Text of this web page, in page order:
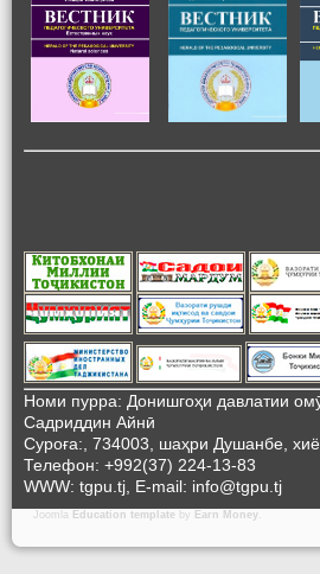
Номи пурра: Донишгоҳи давлатии
Садриддин Айнӣ
Суроға:, 734003, шаҳри Душанбе,
Телефон: +992(37) 224-13-83
WWW: tgpu.tj, E-mail: info@tgpu.tj
Joomla Education template by Earn Money